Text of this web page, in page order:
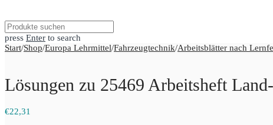
press Enter to search
Start/Shop/Europa Lehrmittel/Fahrzeugtechnik/Arbeitsblätter nach
Lösungen zu 25469 Arbeitsheft
€22,31